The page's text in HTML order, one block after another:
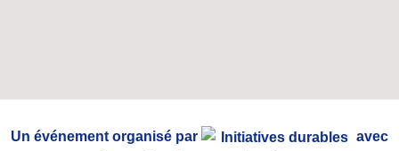
Un événement organisé par
avec